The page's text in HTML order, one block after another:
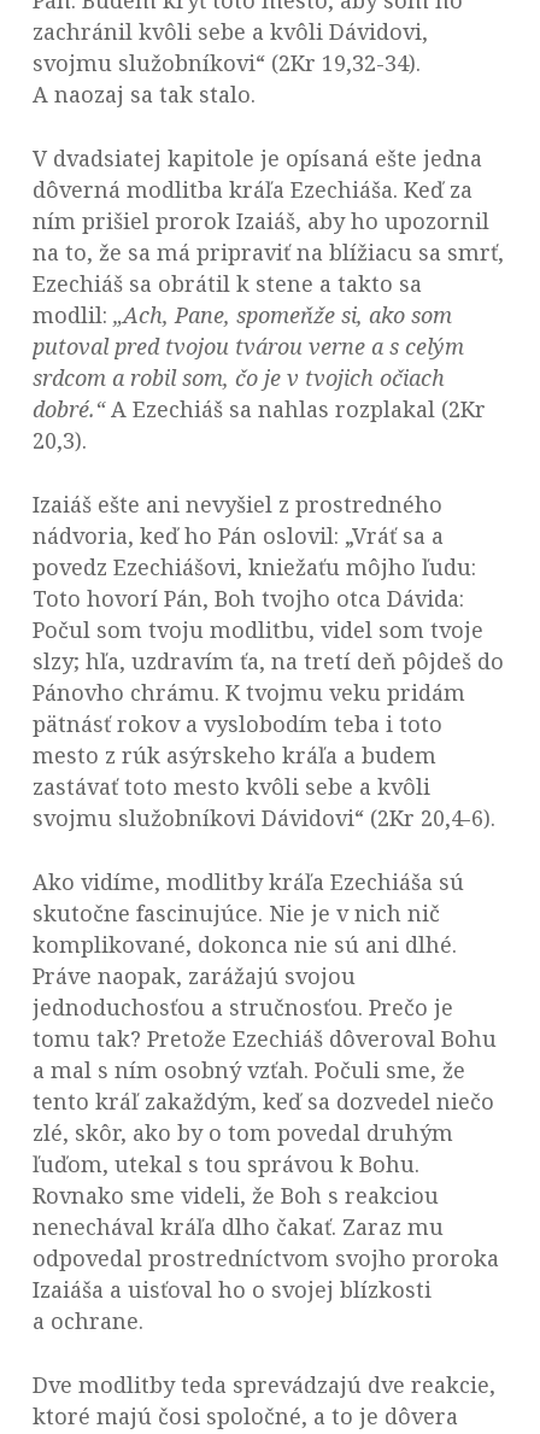
zachránil kvôli sebe a kvôli Dávidovi,
svojmu služobníkovi“ (2Kr 19,32-34).
A naozaj sa tak stalo.
V dvadsiatej kapitole je opísaná ešte jedna
dôverná modlitba kráľa Ezechiáša. Keď za
ním prišiel prorok Izaiáš, aby ho upozornil
na to, že sa má pripraviť na blížiacu sa smrť,
Ezechiáš sa obrátil k stene a takto sa
modlil: „Ach, Pane, spomeňže si, ako som
putoval pred tvojou tvárou verne a s celým
srdcom a robil som, čo je v tvojich očiach
dobré.“A Ezechiáš sa nahlas rozplakal (2Kr
20,3).
Izaiáš ešte ani nevyšiel z prostredného
nádvoria, keď ho Pán oslovil: „Vráť sa a
povedz Ezechiášovi, kniežaťu môjho ľudu:
Toto hovorí Pán, Boh tvojho otca Dávida:
Počul som tvoju modlitbu, videl som tvoje
slzy; hľa, uzdravím ťa, na tretí deň pôjdeš do
Pánovho chrámu. K tvojmu veku pridám
pätnásť rokov a vyslobodím teba i toto
mesto z rúk asýrskeho kráľa a budem
zastávať toto mesto kvôli sebe a kvôli
svojmu služobníkovi Dávidovi“ (2Kr 20,4-6).
Ako vidíme, modlitby kráľa Ezechiáša sú
skutočne fascinujúce. Nie je v nich nič
komplikované, dokonca nie sú ani dlhé.
Práve naopak, zarážajú svojou
jednoduchosťou a stručnosťou. Prečo je
tomu tak? Pretože Ezechiáš dôveroval Bohu
a mal s ním osobný vzťah. Počuli sme, že
tento kráľ zakaždým, keď sa dozvedel niečo
zlé, skôr, ako by o tom povedal druhým
ľuďom, utekal s tou správou k Bohu.
Rovnako sme videli, že Boh s reakciou
nenechával kráľa dlho čakať. Zaraz mu
odpovedal prostredníctvom svojho proroka
Izaiáša a uisťoval ho o svojej blízkosti
a ochrane.
Dve modlitby teda sprevádzajú dve reakcie,
ktoré majú čosi spoločné, a to je dôvera